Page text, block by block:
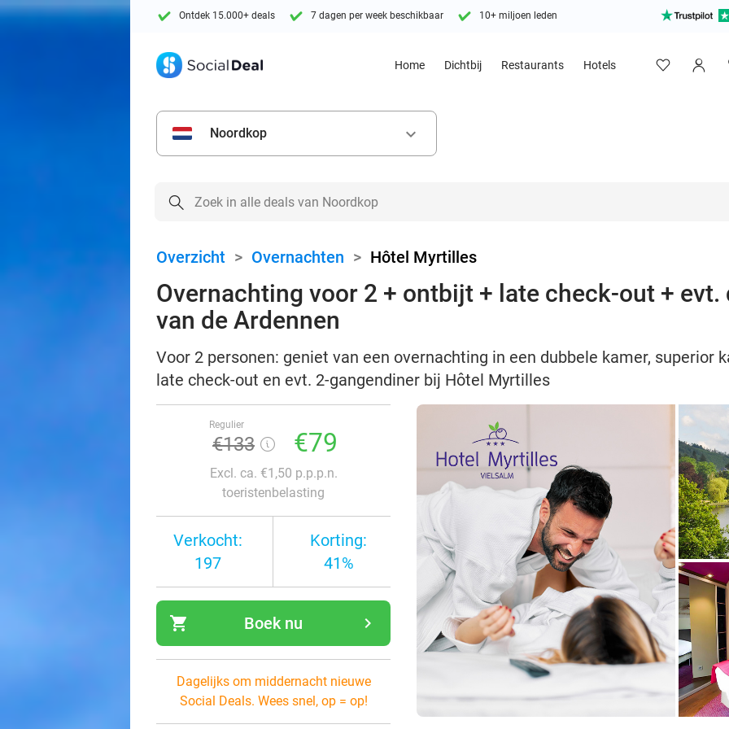
Ontdek 15.000+ deals 7 dagen per week beschikbaar 10+ miljoen leden
Home Dichtbij Restaurants Hotels
Noordkop keyboard_arrow_down
Overzicht > Overnachten > Hôtel Myrtilles
Overnachting voor 2 + ontbijt + late check-out +
van de Ardennen
Voor 2 personen: geniet van een overnachting in een dubbele kamer, superior
late check-out en evt. 2-gangendiner bij Hôtel Myrtilles
Regulier
€133 €79
Excl. ca. €1,50 p.p.p.n.
toeristenbelasting
Verkocht:
197
Korting:
41%
shopping_cart navigate_next
Boek nu
Dagelijks om middernacht nieuwe
Social Deals. Wees snel, op = op!